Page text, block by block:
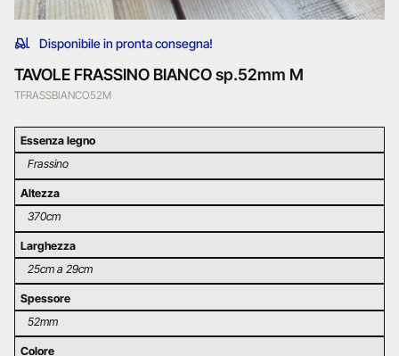
Disponibile in pronta consegna!
TAVOLE FRASSINO BIANCO sp.52mm M
TFRASSBIANCO52M
Essenza legno
Frassino
Altezza
370cm
Larghezza
25cm a 29cm
Spessore
52mm
Colore